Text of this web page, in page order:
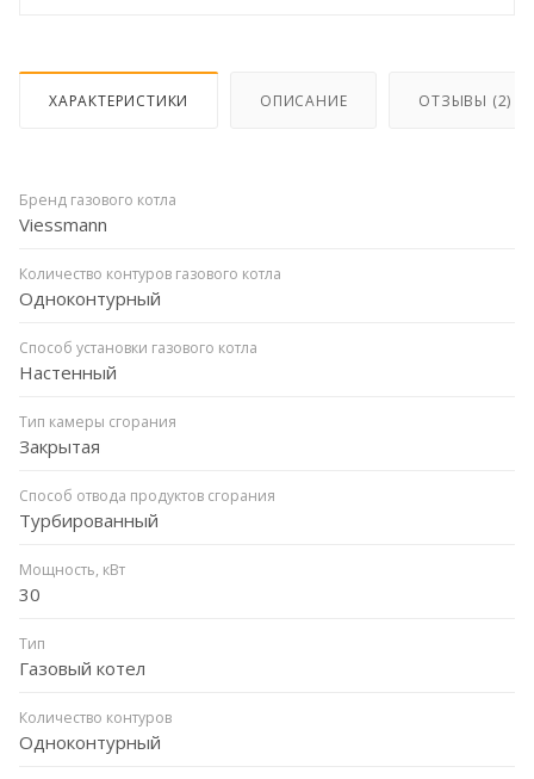
ХАРАКТЕРИСТИКИ ОПИСАНИЕ ОТЗЫВЫ (2)
Бренд газового котла
Viessmann
Количество контуров газового котла
Одноконтурный
Способ установки газового котла
Настенный
Тип камеры сгорания
Закрытая
Способ отвода продуктов сгорания
Турбированный
Мощность, кВт
30
Тип
Газовый котел
Количество контуров
Одноконтурный